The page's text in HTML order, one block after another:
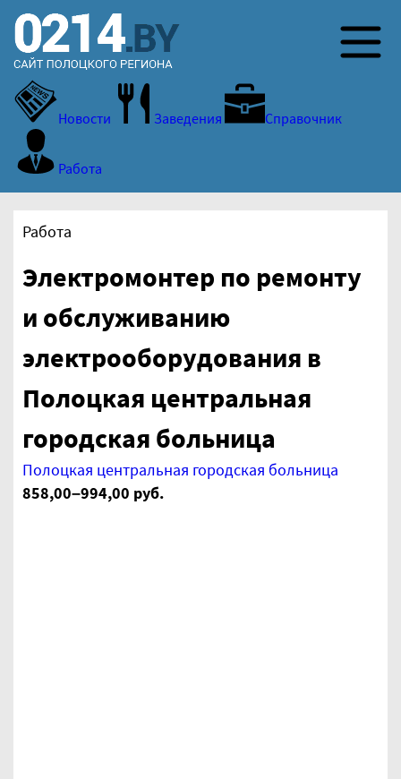
Новости Заведения Справочник
Работа
Работа
Электромонтер по ремонту
и обслуживанию
электрооборудования в
Полоцкая центральная
городская больница
Полоцкая центральная городская больница
858,00–994,00 руб.